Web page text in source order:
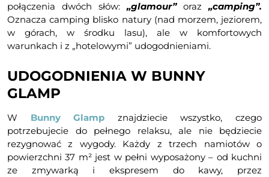
połączenia dwóch słów: „glamour”oraz „camping”.
Oznacza camping blisko natury (nad morzem, jeziorem,
w górach, w środku lasu), ale w komfortowych
warunkach i z „hotelowymi” udogodnieniami.
UDOGODNIENIA W BUNNY
GLAMP
W Bunny Glamp znajdziecie wszystko, czego
potrzebujecie do pełnego relaksu, ale nie będziecie
rezygnować z wygody. Każdy z trzech namiotów o
powierzchni 37 m² jest w pełni wyposażony – od kuchni
ze zmywarką i ekspresem do kawy, przez